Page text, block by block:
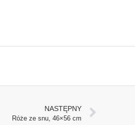
NASTĘPNY
Róże ze snu, 46×56 cm